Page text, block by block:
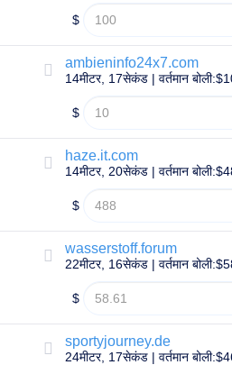
उपयोगकर्ता
प्रीमियम
उपयोगकर्ता
नीलामी
उपनगर
बाकऑर्डर
नीलामी
विक्रय
उपकरण
लोगो
मेकर
एसएसएल
$
ambieninfo24x7.com
14मीटर, 17सेकंड | वर्तमान
$
haze.it.com
14मीटर, 20सेकंड | वर्तमान
$
wasserstoff.forum
22मीटर, 16सेकंड | वर्तमान
$
sportyjourney.de
24मीटर, 17सेकंड | वर्तमान